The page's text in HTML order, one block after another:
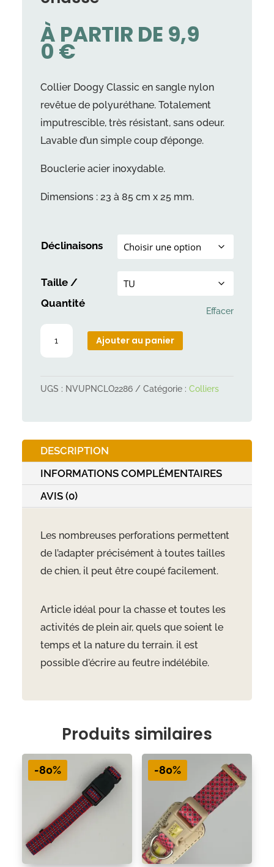
À PARTIR DE 9,9
0€
Collier Doogy Classic en sangle nylon
revêtue de polyuréthane. Totalement
imputrescible, très résistant, sans odeur.
Lavable d’un simple coup d’éponge.
Bouclerie acier inoxydable.
Dimensions : 23 à 85 cm x 25 mm.
Déclinaisons
Taille /
Quantité
Effacer
quantité
fluo
chasse
Ajouter au panier
UGS : NVUPNCLO2286 Catégorie : Colliers
DESCRIPTION
INFORMATIONS COMPLÉMENTAIRES
AVIS (0)
Les nombreuses perforations permettent
de l’adapter précisément à toutes tailles
de chien, il peut être coupé facilement.
Article idéal pour la chasse et toutes les
activités de plein air, quels que soient le
temps et la nature du terrain. il est
possible d'écrire au feutre indélébile.
Produits similaires
-80% -80%